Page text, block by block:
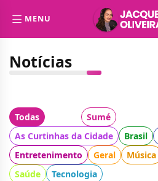
MENU
Notícias
Todas Sumé
As Curtinhas da Cidade
Brasil
Entretenimento
Geral Música
Saúde
Tecnologia